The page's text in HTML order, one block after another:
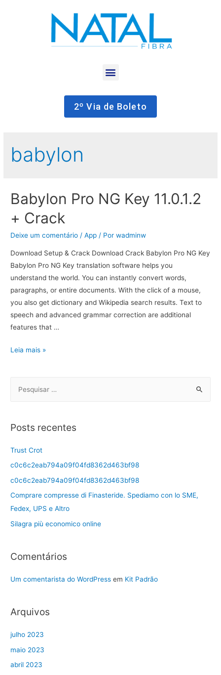
2º Via de Boleto
babylon
Babylon Pro NG Key 11.0.1.2
+ Crack
Deixe um comentário /App / Porwadminw
Download Setup & Crack Download Crack Babylon Pro NG Key
Babylon Pro NG Key translation software helps you
understand the world. You can instantly convert words,
paragraphs, or entire documents. With the click of a mouse,
you also get dictionary and Wikipedia search results. Text to
speech and advanced grammar correction are additional
features that …
Leia mais »
Posts recentes
Trust Crot
c0c6c2eab794a09f04fd8362d463bf98
c0c6c2eab794a09f04fd8362d463bf98
Comprare compresse di Finasteride. Spediamo con lo SME,
Fedex, UPS e Altro
Silagra più economico online
Comentários
Um comentarista do WordPress em Kit Padrão
Arquivos
julho 2023
maio 2023
abril 2023